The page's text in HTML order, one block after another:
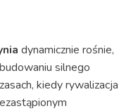
dynamicznie rośnie,
silnego
kiedy rywalizacja